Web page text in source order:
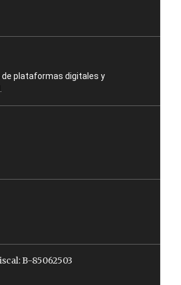
de plataformas digitales y
B-85062503